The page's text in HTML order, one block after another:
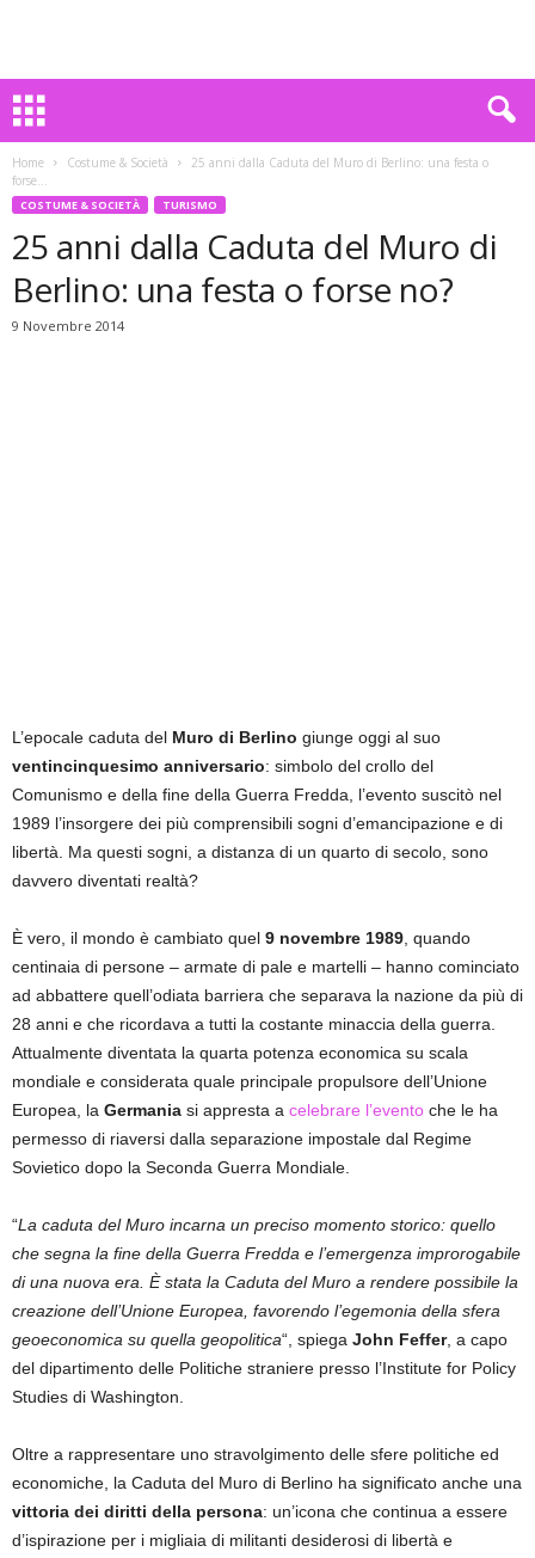
Home Costume & Società
25 anni dalla Caduta del Muro di Berlino: una festa o
forse...
COSTUME & SOCIETÀ TURISMO
25 anni dalla Caduta del Muro di
Berlino: una festa o forse no?
9 Novembre 2014
L’epocale caduta del Muro di Berlino giunge oggi al suo
ventincinquesimo anniversario: simbolo del crollo del
Comunismo e della fine della Guerra Fredda, l’evento suscitò nel
1989 l’insorgere dei più comprensibili sogni d’emancipazione e di
libertà. Ma questi sogni, a distanza di un quarto di secolo, sono
davvero diventati realtà?
È vero, il mondo è cambiato quel 9 novembre 1989 , quando
centinaia di persone – armate di pale e martelli – hanno cominciato
ad abbattere quell’odiata barriera che separava la nazione da più di
28 anni e che ricordava a tutti la costante minaccia della guerra.
Attualmente diventata la quarta potenza economica su scala
mondiale e considerata quale principale propulsore dell’Unione
Europea, la Germania si appresta a celebrare l’evento che le ha
permesso di riaversi dalla separazione impostale dal Regime
Sovietico dopo la Seconda Guerra Mondiale.
“La caduta del Muro incarna un preciso momento storico: quello
che segna la fine della Guerra Fredda e l’emergenza improrogabile
di una nuova era. È stata la Caduta del Muro a rendere possibile la
creazione dell’Unione Europea, favorendo l’egemonia della sfera
geoeconomica su quella geopolitica“, spiega John Feffer, a capo
del dipartimento delle Politiche straniere presso l’Institute for Policy
Studies di Washington.
Oltre a rappresentare uno stravolgimento delle sfere politiche ed
economiche, la Caduta del Muro di Berlino ha significato anche una
vittoria dei diritti della persona: un’icona che continua a essere
d’ispirazione per i migliaia di militanti desiderosi di libertà e